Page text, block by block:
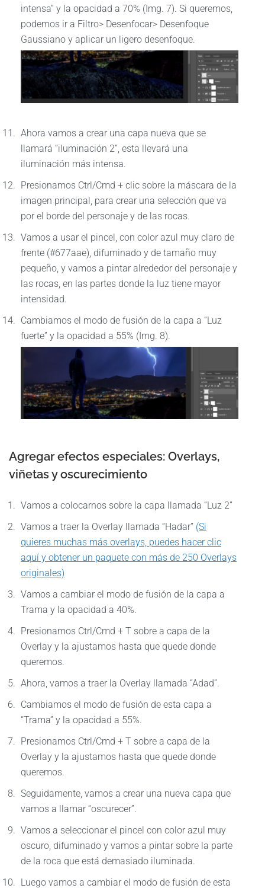
intensa” y la opacidad a 70% (Img. 7). Si queremos,
podemos ir a Filtro> Desenfocar> Desenfoque
Gaussiano y aplicar un ligero desenfoque.
Ahora vamos a crear una capa nueva que se
llamará “iluminación 2”, esta llevará una
iluminación más intensa.
Presionamos Ctrl/Cmd + clic sobre la máscara de la
imagen principal, para crear una selección que va
por el borde del personaje y de las rocas.
Vamos a usar el pincel, con color azul muy claro de
frente (#677aae), difuminado y de tamaño muy
pequeño, y vamos a pintar alrededor del personaje y
las rocas, en las partes donde la luz tiene mayor
intensidad.
Cambiamos el modo de fusión de la capa a “Luz
fuerte” y la opacidad a 55% (Img. 8).
Agregar efectos especiales: Overlays,
viñetas y oscurecimiento
Vamos a colocarnos sobre la capa llamada “Luz 2”
Vamos a traer la Overlay llamada “Hadar” (Si
quieres muchas más overlays, puedes hacer clic
aquí y obtener un paquete con más de 250 Overlays
originales)
Vamos a cambiar el modo de fusión de la capa a
Trama y la opacidad a 40%.
Presionamos Ctrl/Cmd + T sobre a capa de la
Overlay y la ajustamos hasta que quede donde
queremos.
Ahora, vamos a traer la Overlay llamada “Adad”.
Cambiamos el modo de fusión de esta capa a
“Trama” y la opacidad a 55%.
Presionamos Ctrl/Cmd + T sobre a capa de la
Overlay y la ajustamos hasta que quede donde
queremos.
Seguidamente, vamos a crear una nueva capa que
vamos a llamar “oscurecer”.
Vamos a seleccionar el pincel con color azul muy
oscuro, difuminado y vamos a pintar sobre la parte
de la roca que está demasiado iluminada.
Luego vamos a cambiar el modo de fusión de esta